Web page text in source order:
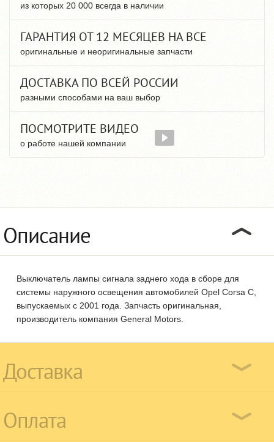
из которых 20 000 всегда в наличии
ГАРАНТИЯ ОТ 12 МЕСЯЦЕВ НА ВСЕ
оригинальные и неоригинальные запчасти
ДОСТАВКА ПО ВСЕЙ РОССИИ
разными способами на ваш выбор
ПОСМОТРИТЕ ВИДЕО
о работе нашей компании
Описание
Выключатель лампы сигнала заднего хода в сборе для
системы наружного освещения автомобилей Opel Corsa C,
выпускаемых с 2001 года. Запчасть оригинальная,
производитель компания General Motors.
Доставка
Оплата